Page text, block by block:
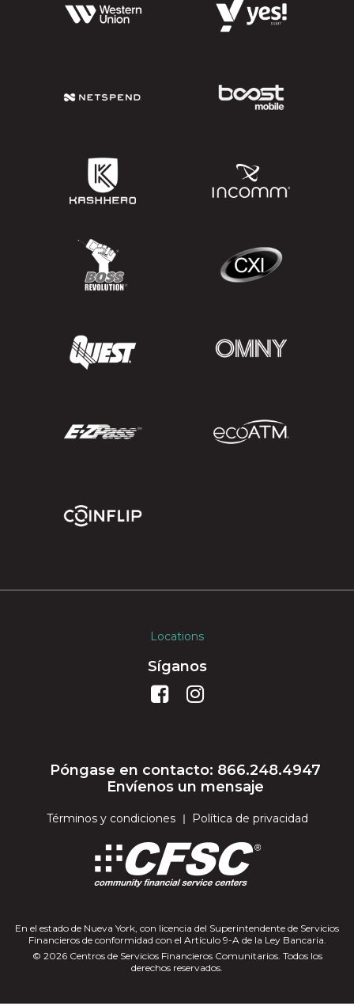
Locations
Síganos
Póngase en contacto: 866.248.4947
Envíenos un mensaje
Términos y condiciones Política de privacidad
En el estado de Nueva York, con licencia del Superintendente de Servicios
Financieros de conformidad con el Artículo 9-A de la Ley Bancaria.
© 2026 Centros de Servicios Financieros Comunitarios. Todos los
derechos reservados.